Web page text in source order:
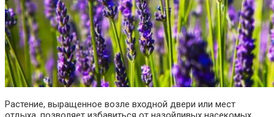
Растение, выращенное возле входной двери или мест